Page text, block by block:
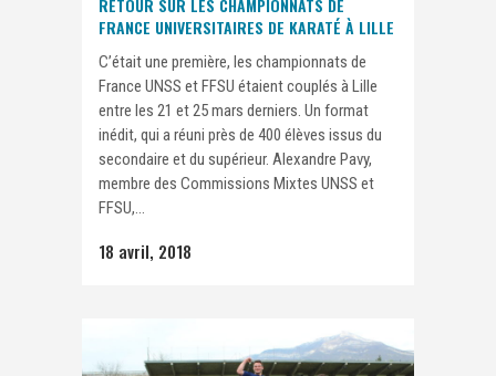
RETOUR SUR LES CHAMPIONNATS DE
FRANCE UNIVERSITAIRES DE KARATÉ À LILLE
C’était une première, les championnats de
France UNSS et FFSU étaient couplés à Lille
entre les 21 et 25 mars derniers. Un format
inédit, qui a réuni près de 400 élèves issus du
secondaire et du supérieur. Alexandre Pavy,
membre des Commissions Mixtes UNSS et
FFSU,...
18 avril, 2018